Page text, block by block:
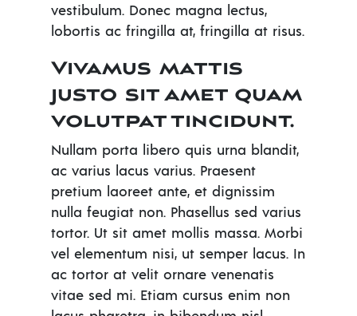
vestibulum. Donec magna lectus,
lobortis ac fringilla at, fringilla at risus.
Vivamus mattis
justo sit amet quam
volutpat tincidunt.
Nullam porta libero quis urna blandit,
ac varius lacus varius. Praesent
pretium laoreet ante, et dignissim
nulla feugiat non. Phasellus sed varius
tortor. Ut sit amet mollis massa. Morbi
vel elementum nisi, ut semper lacus. In
ac tortor at velit ornare venenatis
vitae sed mi. Etiam cursus enim non